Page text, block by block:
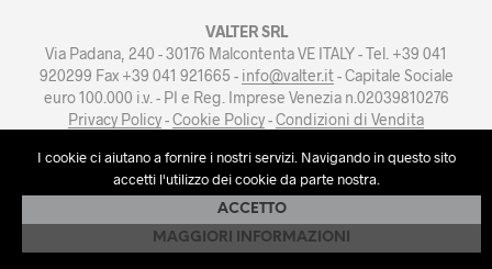
VALTER SRL
Via Padana, 240 - 30176 Malcontenta VE ITALY - Tel. +39 041
920299 Fax +39 041 921665 - info@valter.it- Capitale Sociale
euro 100.000 i.v. - PI e Reg. Imprese Venezia n.02039810276
Privacy Policy-Cookie Policy-Condizioni di Vendita
I cookie ci aiutano a fornire i nostri servizi. Navigando in questo sito
accetti l'utilizzo dei cookie da parte nostra.
ACCETTO
MAGGIORI INFORMAZIONI